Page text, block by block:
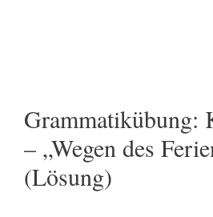
Grammatikübung:
– „Wegen des
(Lösung)